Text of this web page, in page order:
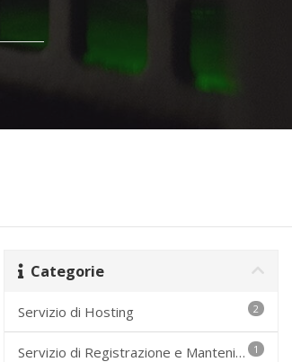
Categorie
2
Servizio di Hosting
1
Servizio di Registrazione e Mantenimento Domini